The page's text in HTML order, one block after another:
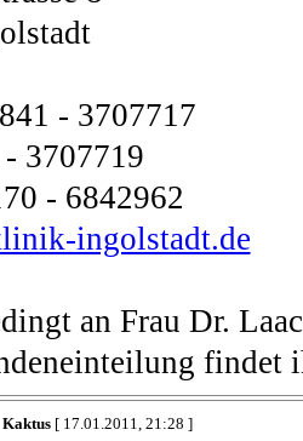
- 3707717
3707719
- 6842962
ingolstadt.de
an Frau Dr.
findet
Kaktus[ 17.01.2011, 21:28 ]